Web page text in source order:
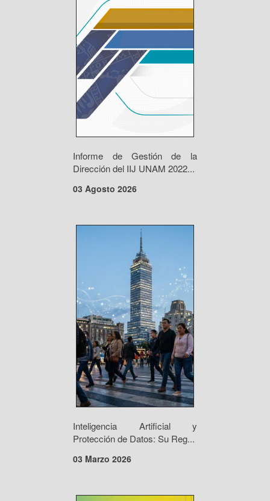
Informe de Gestión de la
Dirección del IIJ UNAM 2022...
03 Agosto 2026
Inteligencia Artificial y
Protección de Datos: Su Reg...
03 Marzo 2026